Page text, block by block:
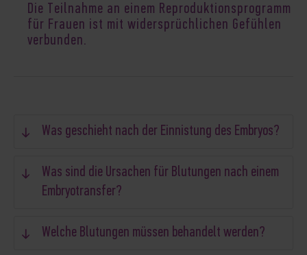
Die Teilnahme an einem Reproduktionsprogramm
für Frauen ist mit widersprüchlichen Gefühlen
verbunden.
Was geschieht nach der Einnistung des Embryos?
Was sind die Ursachen für Blutungen nach einem
Embryotransfer?
Welche Blutungen müssen behandelt werden?